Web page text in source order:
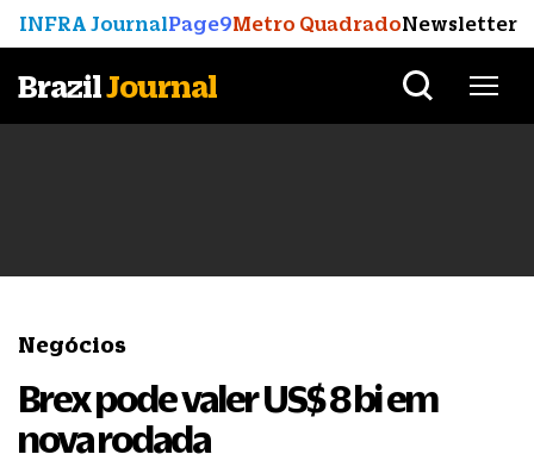
INFRA JournalPage9Metro QuadradoNewsletter
BrazilJournal
Negócios
Brex pode valer US$ 8 bi em
nova rodada